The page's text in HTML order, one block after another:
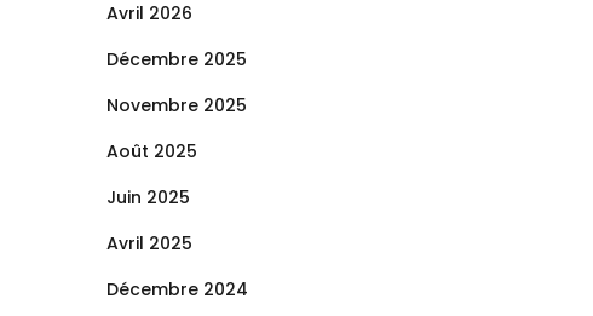
Avril 2026
Décembre 2025
Novembre 2025
Août 2025
Juin 2025
Avril 2025
Décembre 2024